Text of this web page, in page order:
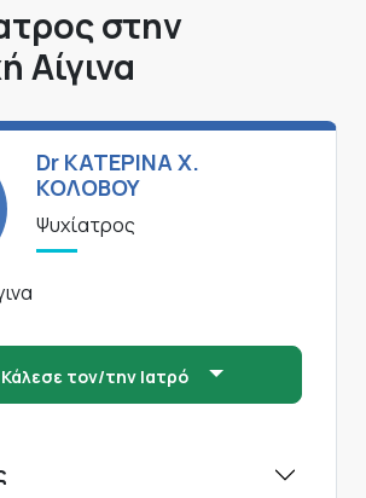
στην
Αίγινα
Dr ΚΑΤΕΡΙΝΑ Χ.
ΚΟΛΟΒΟΥ
Ψυχίατρος
Κάλεσε τον/την Ιατρό